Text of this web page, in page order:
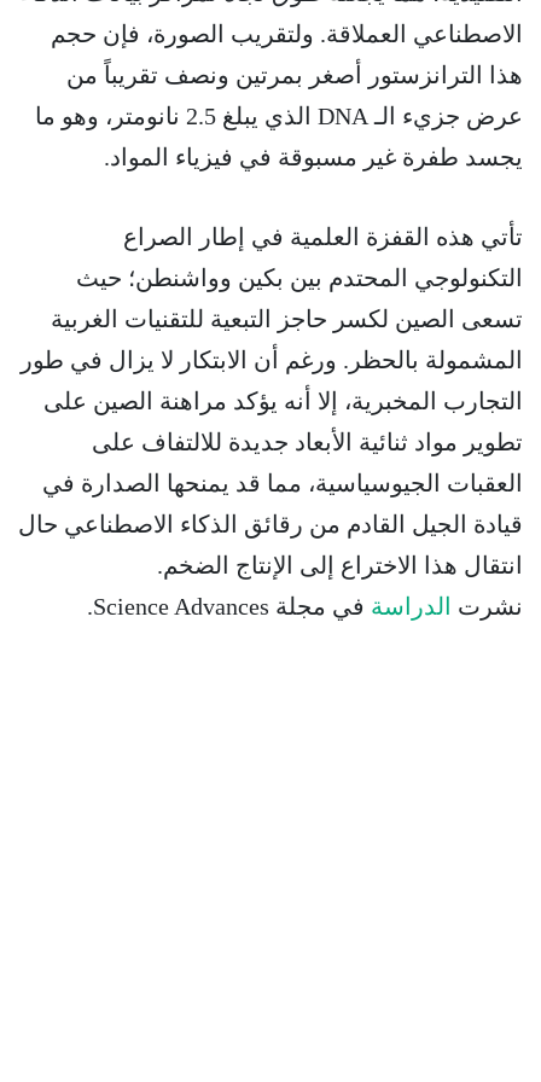
الاصطناعي العملاقة. ولتقريب الصورة، فإن حجم
هذا الترانزستور أصغر بمرتين ونصف تقريباً من
عرض جزيء الـ DNA الذي يبلغ 2.5 نانومتر، وهو ما
يجسد طفرة غير مسبوقة في فيزياء المواد.
تأتي هذه القفزة العلمية في إطار الصراع
التكنولوجي المحتدم بين بكين وواشنطن؛ حيث
تسعى الصين لكسر حاجز التبعية للتقنيات الغربية
المشمولة بالحظر. ورغم أن الابتكار لا يزال في طور
التجارب المخبرية، إلا أنه يؤكد مراهنة الصين على
تطوير مواد ثنائية الأبعاد جديدة للالتفاف على
العقبات الجيوسياسية، مما قد يمنحها الصدارة في
قيادة الجيل القادم من رقائق الذكاء الاصطناعي حال
انتقال هذا الاختراع إلى الإنتاج الضخم.
نشرت الدراسة في مجلة Science Advances.